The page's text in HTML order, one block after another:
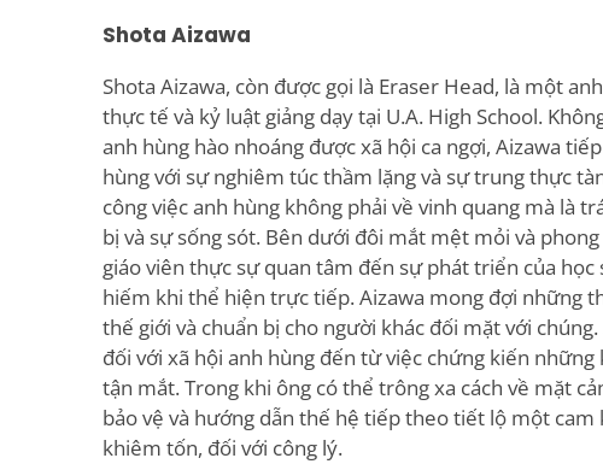
Shota Aizawa
Shota Aizawa, còn được gọi là Eraser Head, là một
thực tế và kỷ luật giảng dạy tại U.A. High School.
anh hùng hào nhoáng được xã hội ca ngợi, Aizawa
hùng với sự nghiêm túc thầm lặng và sự trung thực
công việc anh hùng không phải về vinh quang mà là
bị và sự sống sót. Bên dưới đôi mắt mệt mỏi và
giáo viên thực sự quan tâm đến sự phát triển của học
hiếm khi thể hiện trực tiếp. Aizawa mong đợi những
thế giới và chuẩn bị cho người khác đối mặt với
đối với xã hội anh hùng đến từ việc chứng kiến
tận mắt. Trong khi ông có thể trông xa cách về mặt
bảo vệ và hướng dẫn thế hệ tiếp theo tiết lộ một cam
khiêm tốn, đối với công lý.